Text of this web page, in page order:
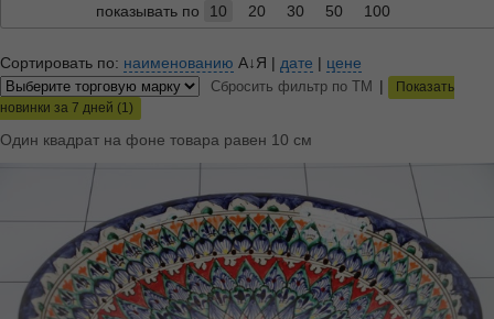
показывать по
10 20 30 50 100
Сортировать по: наименованию А↓Я | дате | цене
Сбросить фильтр по ТМ |
Показать
новинки за 7 дней (1)
Один квадрат на фоне товара равен 10 см